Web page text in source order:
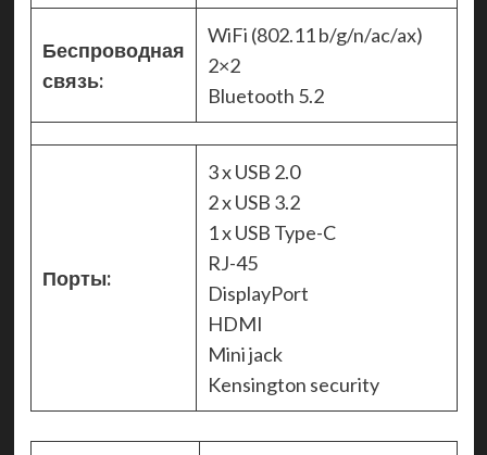
Беспроводная
связь:
WiFi (802.11 b/g/n/ac/ax)
2×2
Bluetooth 5.2
Порты:
3 x USB 2.0
2 x USB 3.2
1 x USB Type-C
RJ-45
DisplayPort
HDMI
Mini jack
Kensington security